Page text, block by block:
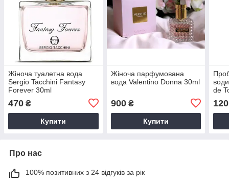
Жіноча туалетна вода
Sergio Tacchini Fantasy
Forever 30ml
470 ₴
Купити
Жіноча парфумована
вода Valentino Donna 30ml
900₴
Купити
de
120
Про нас
100% позитивних з 24 відгуків за рік